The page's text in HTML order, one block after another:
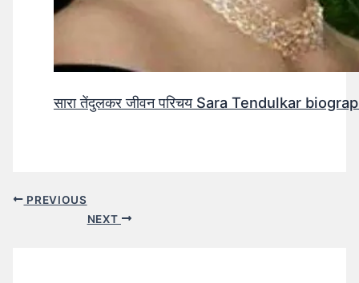
सारा तेंदुलकर जीवन परिचय Sara Tendulkar
PREVIOUS
NEXT